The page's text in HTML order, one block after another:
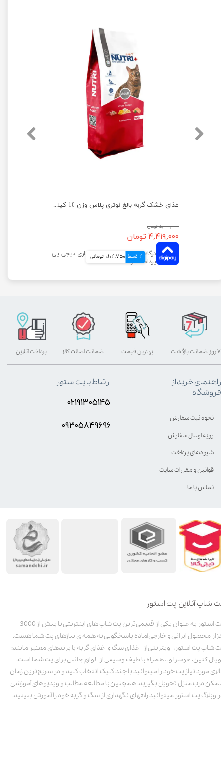
غذای خشک گربه بالغ نوتری پلاس وزن 10 کیلوگرم
۵,۰۰۰,۰۰۰ تومان
۴,۴۱۹,۰۰۰ تومان
4 قسط 1,104,750 تومانی
شاپ آنلاین پت استور
پت استور به عنوان یکی از قدیمی‌ترین پت شاپ های اینترنتی با بیش از 3000
محصول ایرانی و خارجی آماده پاسخگویی به همه ی نیازهای پت شما هست.
شاپ پت استور، ویترینی از غذای سگ و غذای گربه با برندهای معتبر مانند:
کنین، جوسرا و .. همراه با طیف وسیعی از لوازم جانبی برای پت شما است.
مورد نیاز پت خود را میتوانید با چند کلیک انتخاب کنید و در سریع ترین زمان
درب منزل تحویل بگیرید. همچنین با مطالعه مطالب و ویدیوهای آموزشی
وبلاگ پت استور میتوانید راههای نگهداری از سگ و گربه خود را آموزش ببینید.
بهترین قیمت پرداخت آنلاین ۷ روز ضمانت بازگشت ضمانت اصالت کالا
راهنمای خرید از
فروشگاه
نحوه ثبت سفارش
رویه ارسال سفارش
شیوه‌های پرداخت
قوانین و مقررات سایت
تماس با ما
ارتباط با پت استور
۰۲۱۹۱۳۰۵۱۴۵
۰۹۳۰۵8۴9696